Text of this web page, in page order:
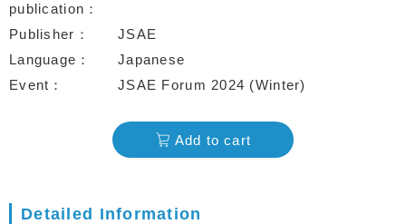
publication
Publisher
JSAE
Language
Japanese
Event
JSAE Forum 2024 (Winter)
Add to cart
Detailed Information